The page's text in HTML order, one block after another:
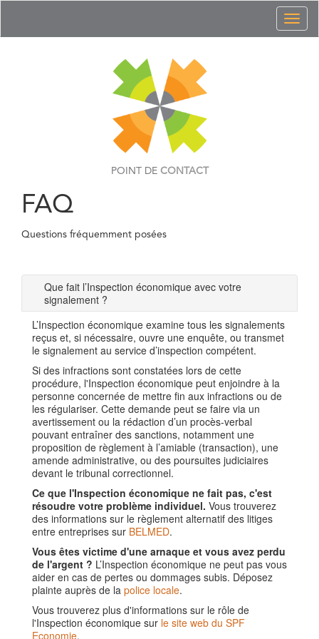
POINT DE CONTACT
FAQ
Questions fréquemment posées
Que fait l’Inspection économique avec votre
signalement ?
L’Inspection économique examine tous les signalements
reçus et, si nécessaire, ouvre une enquête, ou transmet
le signalement au service d’inspection compétent.
Si des infractions sont constatées lors de cette
procédure, l'Inspection économique peut enjoindre à la
personne concernée de mettre fin aux infractions ou de
les régulariser. Cette demande peut se faire via un
avertissement ou la rédaction d’un procès-verbal
pouvant entraîner des sanctions, notamment une
proposition de règlement à l’amiable (transaction), une
amende administrative, ou des poursuites judiciaires
devant le tribunal correctionnel.
Ce que l'Inspection économique ne fait pas, c'est
résoudre votre problème individuel. Vous trouverez
des informations sur le règlement alternatif des litiges
entre entreprises sur BELMED.
Vous êtes victime d'une arnaque et vous avez perdu
de l'argent ? L’Inspection économique ne peut pas vous
aider en cas de pertes ou dommages subis. Déposez
plainte auprès de la police locale.
Vous trouverez plus d'informations sur le rôle de
l'Inspection économique sur le site web du SPF
Economie.